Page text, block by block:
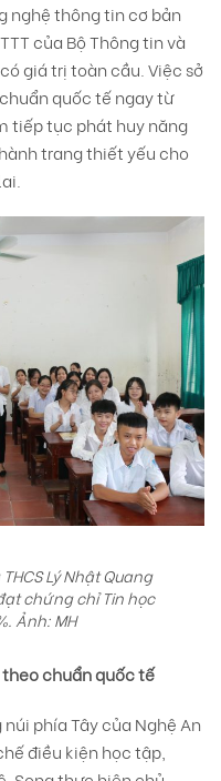
nghệ thông tin cơ bản
của Bộ Thông tin và
giá trị toàn cầu. Việc sở
quốc tế ngay từ
tiếp tục phát huy năng
trang thiết yếu cho
Lý Nhật Quang
chứng chỉ Tin học
Ảnh: MH
chuẩn quốc tế
phía Tây của Nghệ An
điều kiện học tập,